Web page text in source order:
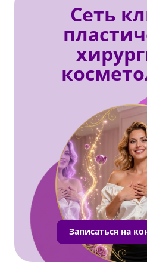
Сеть
Записаться на